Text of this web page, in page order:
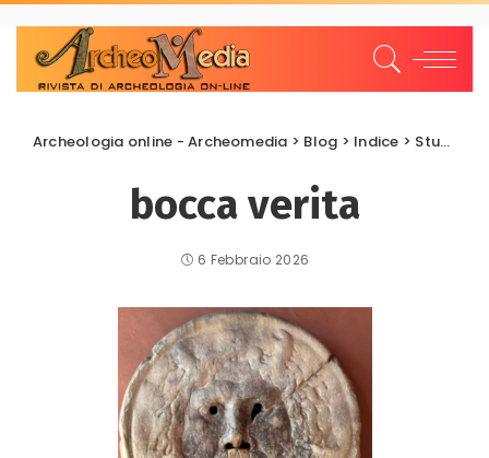
Archeologia online - Archeomedia > Blog > Indice > Studi e Ricerche
bocca verita
6 Febbraio 2026